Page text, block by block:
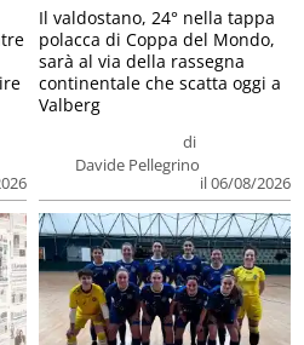
di
Davide Pellegrino
il 06/08/2026
Il valdostano, 24° nella tappa
polacca di Coppa del Mondo,
sarà al via della rassegna
continentale che scatta oggi a
Valberg